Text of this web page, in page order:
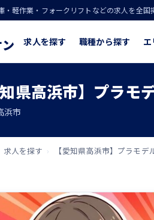
・軽作業・フォークリフトなどの求人を全
求人を探す 職種から探す
知県高浜市】プラ
浜市
求人を探す › 【愛知県高浜市】プラモ